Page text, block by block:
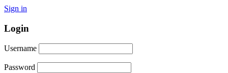
Sign in
Login
Username
Password